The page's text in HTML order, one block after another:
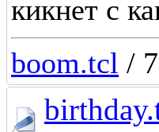
кикнет с
boom.tcl /